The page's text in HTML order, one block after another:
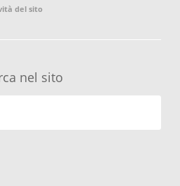
del sito
nel sito